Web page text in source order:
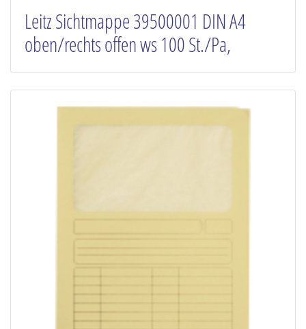
Leitz Sichtmappe 39500001 DIN A4
oben/rechts offen ws 100 St./Pa,